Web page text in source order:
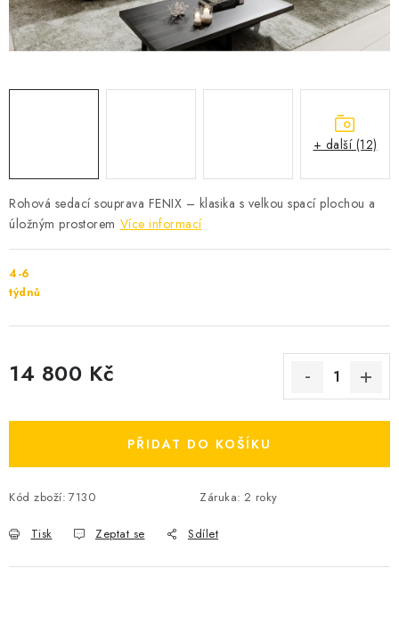
Cenník dopravy Kontakty
Rohová sedací souprava FENIX – klasika s velkou spací plochou a
úložným prostorem Více informací
4-6
týdnů
14 800 Kč
PŘIDAT DO KOŠÍKU
Kód zboží: 7130 Záruka: 2 roky
Tisk Zeptat se Sdílet
+ další (12)